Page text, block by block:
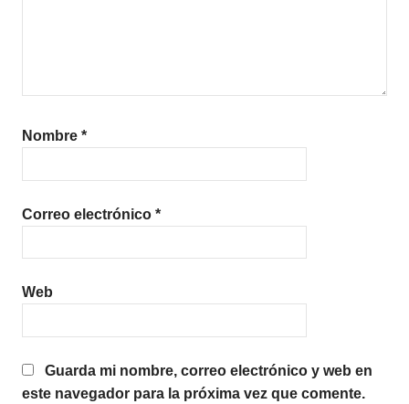
Nombre *
Correo electrónico *
Web
Guarda mi nombre, correo electrónico y web en
este navegador para la próxima vez que comente.